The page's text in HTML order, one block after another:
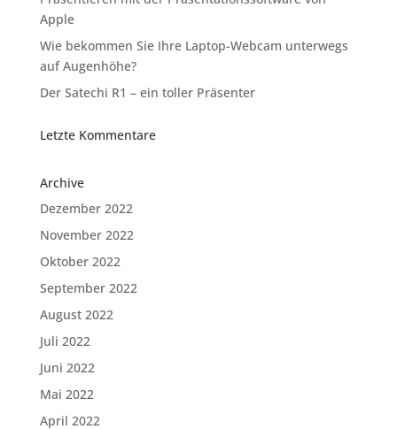
Apple
Wie bekommen Sie Ihre Laptop-Webcam unterwegs
auf Augenhöhe?
Der Satechi R1 – ein toller Präsenter
Letzte Kommentare
Archive
Dezember 2022
November 2022
Oktober 2022
September 2022
August 2022
Juli 2022
Juni 2022
Mai 2022
April 2022